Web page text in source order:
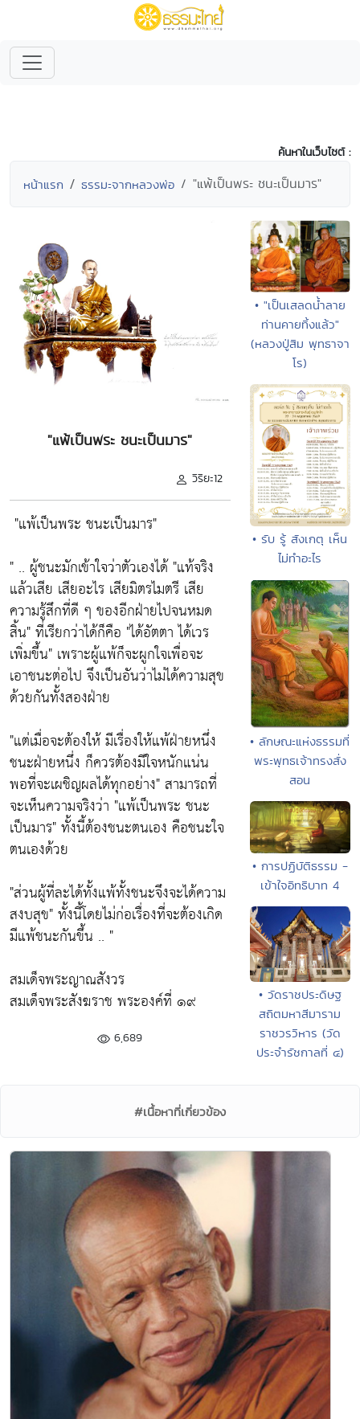
ค้นหาในเว็บไซต์ :
หน้าแรก ธรรมะจากหลวงพ่อ "แพ้เป็นพระ ชนะเป็นมาร"
"แพ้เป็นพระ ชนะเป็นมาร"
วิริยะ12
"แพ้เป็นพระ ชนะเป็นมาร"
" .. ผู้ชนะมักเข้าใจว่าตัวเองได้"แท้จริง
แล้วเสีย เสียอะไร เสียมิตรไมตรี เสีย
ความรู้สึกที่ดี ๆ ของอีกฝ่ายไปจนหมด
สิ้น"ที่เรียกว่าได้ก็คือ "ได้อัตตา ได้เวร
เพิ่มขึ้น" เพราะผู้แพ้ก็จะผูกใจเพื่อจะ
เอาชนะต่อไป จึงเป็นอันว่าไม่ได้ความสุข
ด้วยกันทั้งสองฝ่าย
"แต่เมื่อจะต้องให้ มีเรื่องให้แพ้ฝ่ายหนึ่ง
ชนะฝ่ายหนึ่ง ก็ควรต้องมีใจหนักแน่น
พอที่จะเผชิญผลได้ทุกอย่าง"สามารถที่
จะเห็นความจริงว่า "แพ้เป็นพระ ชนะ
เป็นมาร"ทั้งนี้ต้องชนะตนเอง คือชนะใจ
ตนเองด้วย
"ส่วนผู้ที่ละได้ทั้งแพ้ทั้งชนะจึงจะได้ความ
สงบสุข"ทั้งนี้โดยไม่ก่อเรื่องที่จะต้องเกิด
มีแพ้ชนะกันขึ้น .. "
สมเด็จพระญาณสังวร
สมเด็จพระสังฆราช พระองค์ที่ ๑๙
6,689
• "เป็นเสลดน้ำลาย
ท่านคายทิ้งแล้ว"
(หลวงปู่สิม พุทธาจา
โร)
• รับ รู้ สังเกตุ เห็น
ไม่ทำอะไร
• ลักษณะแห่งธรรมที่
พระพุทธเจ้าทรงสั่ง
สอน
• การปฏิบัติธรรม -
เข้าใจอิทธิบาท 4
• วัดราชประดิษฐ
สถิตมหาสีมาราม
ราชวรวิหาร (วัด
ประจำรัชกาลที่ ๔)
#เนื้อหาที่เกี่ยวข้อง